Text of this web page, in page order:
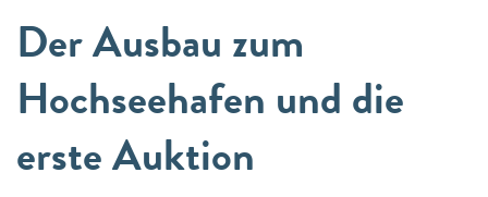
Der Ausbau zum
Hochseehafen und die
erste Auktion